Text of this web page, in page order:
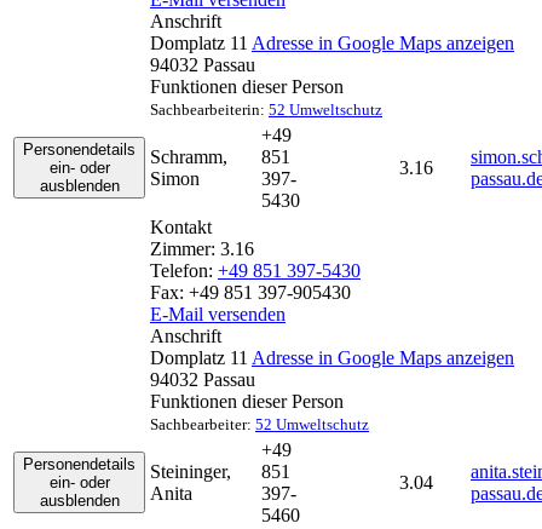
Anschrift
Domplatz 11 Adresse in Google Maps anzeigen
94032 Passau
Funktionen dieser Person
Sachbearbeiterin: 52 Umweltschutz
Personendetails
ein- oder
ausblenden
Schramm,
Simon
+49
851
397-
5430
3.16
Kontakt
Zimmer: 3.16
Telefon: +49 851 397-5430
Fax: +49 851 397-905430
E-Mail versenden
Anschrift
Domplatz 11 Adresse in Google Maps anzeigen
94032 Passau
Funktionen dieser Person
Sachbearbeiter: 52 Umweltschutz
Personendetails
ein- oder
ausblenden
Steininger,
Anita
+49
851
397-
5460
3.04